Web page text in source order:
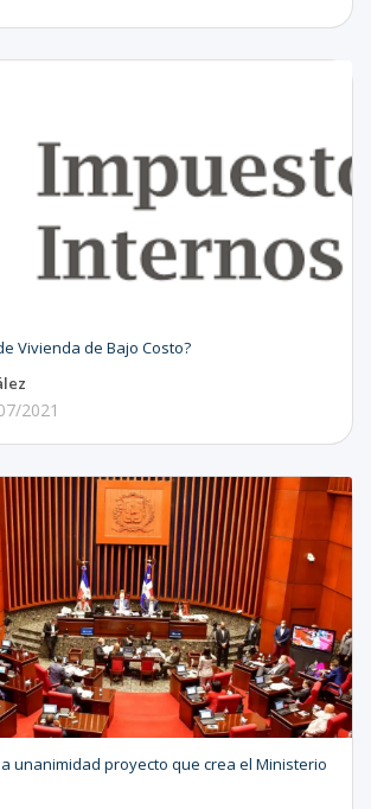
Vivienda de Bajo Costo?
2021
unanimidad proyecto que crea el Ministerio